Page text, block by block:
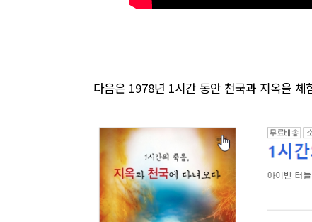
다음은 1978년 1시간 동안 천국과 지옥을 체